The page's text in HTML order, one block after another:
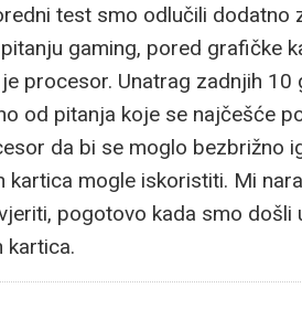
test smo odlučili dodatno
gaming, pored grafičke
procesor. Unatrag zadnjih
od pitanja koje se najčešće
da bi se moglo bezbrižno
kartica mogle iskoristiti. Mi
pogotovo kada smo
kartica.